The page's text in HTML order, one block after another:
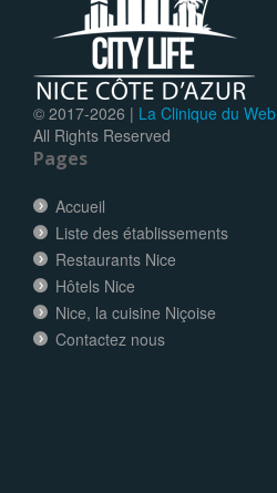
© 2017-2026 | La Clinique du Web
All Rights Reserved
Pages
Accueil
Liste des établissements
Restaurants Nice
Hôtels Nice
Nice, la cuisine Niçoise
Contactez nous